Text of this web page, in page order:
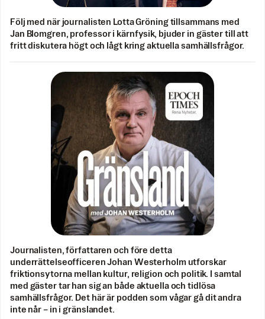
Följ med när journalisten Lotta Gröning tillsammans med
Jan Blomgren, professor i kärnfysik, bjuder in gäster till att
fritt diskutera högt och lågt kring aktuella samhällsfrågor.
Journalisten, författaren och före detta
underrättelseofficeren Johan Westerholm utforskar
friktionsytorna mellan kultur, religion och politik. I samtal
med gäster tar han sig an både aktuella och tidlösa
samhällsfrågor. Det här är podden som vågar gå dit andra
inte når – in i gränslandet.